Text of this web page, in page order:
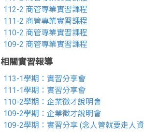
112-2 商管專業實習課程
111-2 商管專業實習課程
110-2 商管專業實習課程
109-2 商管專業實習課程
相關實習報導
113-1學期：實習分享會
111-1學期：實習分享會
110-2學期：企業徵才說明會
109-2學期：企業徵才說明會
109-2學期：實習分享 (念人管就要走人